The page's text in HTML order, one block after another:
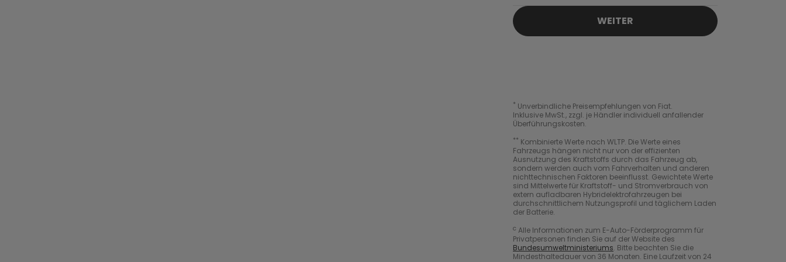
WEITER
* Unverbindliche Preisempfehlungen von Fiat.
Inklusive MwSt., zzgl. je Händler individuell anfallender
Überführungskosten.
** Kombinierte Werte nach WLTP. Die Werte eines
Fahrzeugs hängen nicht nur von der effizienten
Ausnutzung des Kraftstoffs durch das Fahrzeug ab,
sondern werden auch vom Fahrverhalten und anderen
nichttechnischen Faktoren beeinflusst. Gewichtete Werte
sind Mittelwerte für Kraftstoff- und Stromverbrauch von
extern aufladbaren Hybridelektrofahrzeugen bei
durchschnittlichem Nutzungsprofil und täglichem Laden
der Batterie.
c Alle Informationen zum E-Auto-Förderprogramm für
Privatpersonen finden Sie auf der Website des
Bundesumweltministeriums. Bitte beachten Sie die
Mindesthaltedauer von 36 Monaten. Eine Laufzeit von 24